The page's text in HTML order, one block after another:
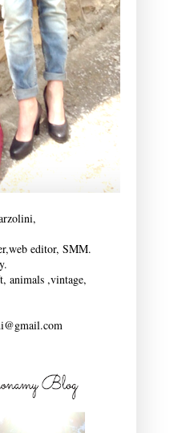
web editor, SMM.
animals ,vintage,